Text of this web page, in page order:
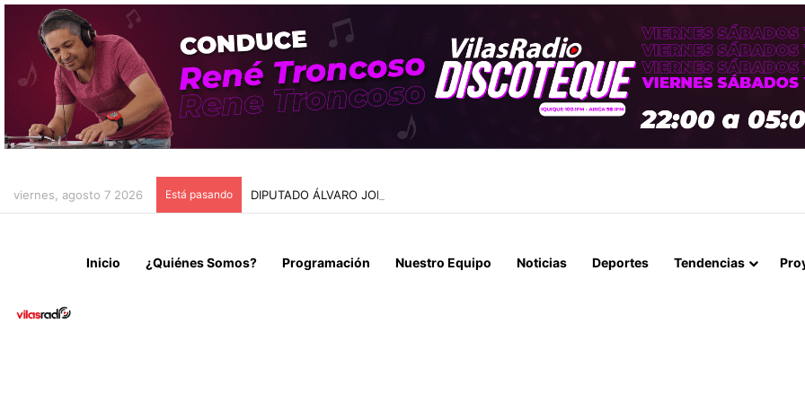
viernes, agosto 7 2026 Está pasando DIPUTADO ÁLVARO JOFRÉ EMPLAZA AL GOBIERNO EN EL CONGRESO POR EXPLOSIVO
Inicio ¿Quiénes Somos? Programación Nuestro Equipo Noticias Deportes Tendencias